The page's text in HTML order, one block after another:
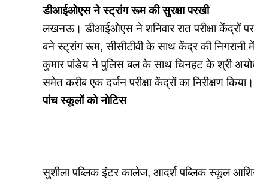
डीआईओएस ने स्ट्रांग रूम की सुरक्षा परखी
लखनऊ। डीआईओएस ने शनिवार रात परीक्षा केंद्रों पर
बने स्ट्रांग रूम, सीसीटीवी के साथ केंद्र की
कुमार पांडेय ने पुलिस बल के साथ चिनहट के श्री
समेत करीब एक दर्जन परीक्षा केंद्रों का निरीक्षण
पांच स्कूलों को नोटिस
सुशीला पब्लिक इंटर कालेज, आदर्श पब्लिक स्कूल